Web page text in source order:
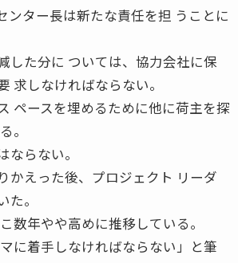
ンター長は新たな責任を担 うことに
した分に ついては、協力会社に保
求しなければならない。
ペースを埋めるために他に荷主を探
。
ならない。
かえった後、プロジェクト リーダ
。
数年やや高めに推移している。
に着手しなければならない」と筆